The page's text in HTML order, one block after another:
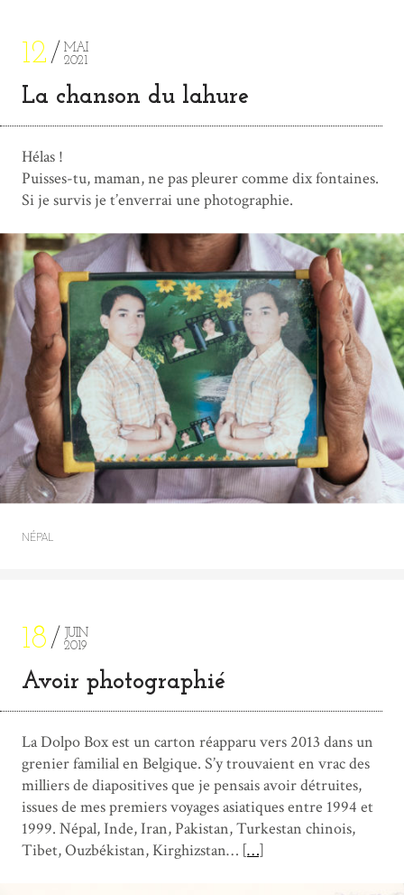
12
MAI
2021
La chanson du lahure
Hélas !
Puisses-tu, maman, ne pas pleurer comme dix fontaines.
Si je survis je t’enverrai une photographie.
NÉPAL
18
JUIN
2019
Avoir photographié
La Dolpo Box est un carton réapparu vers 2013 dans un
grenier familial en Belgique. S’y trouvaient en vrac des
milliers de diapositives que je pensais avoir détruites,
issues de mes premiers voyages asiatiques entre 1994 et
1999. Népal, Inde, Iran, Pakistan, Turkestan chinois,
Tibet, Ouzbékistan, Kirghizstan… […]